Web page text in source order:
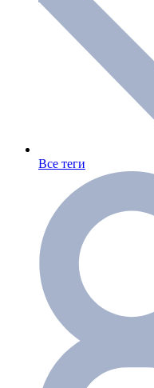
Все теги